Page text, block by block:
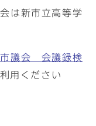
は新市立高等学
議会 会議録検
用ください